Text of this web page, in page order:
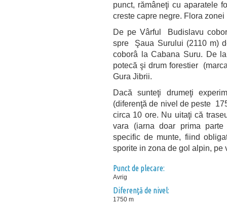
punct, rămâneţi cu aparatele
creste capre negre. Flora
De pe Vârful Budislavu
spre Şaua Surului (2110 m)
coborâ la Cabana Suru. De
potecă şi drum forestier
Gura Jibrii.
Dacă sunteţi drumeţi
(diferenţă de nivel de peste
circa 10 ore. Nu uitaţi că
vara (iarna doar prima
specific de munte, fiind
sporite in zona de gol alpin, pe
Punct de plecare:
Avrig
Diferenţă de nivel:
1750 m